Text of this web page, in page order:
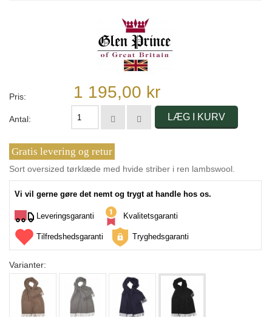
Pris: 1 195,00 kr
Antal: LÆG I KURV
Gratis levering og retur
Sort oversized tørklæde med hvide striber i ren lambswool.
Vi vil gerne gøre det nemt og trygt at handle hos os.
Leveringsgaranti Kvalitetsgaranti
Tilfredshedsgaranti Tryghedsgaranti
Varianter: